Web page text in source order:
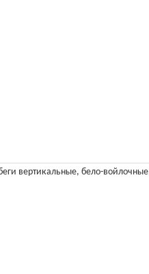
вертикальные, бело-